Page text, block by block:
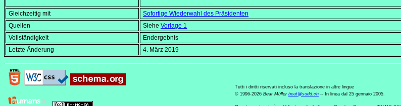
Gleichzeitig mit
Sofortige Wiederwahl des Präsidenten
Quellen
Siehe Vorlage 1
Vollständigkeit
Endergebnis
Letzte Änderung
4. März 2019
Tutti i diritti riservati incluso la translazione in altre lingue
© 1996-2026 Beat Müller beat@sudd.ch -- In linea dal 25 gennaio 2005.